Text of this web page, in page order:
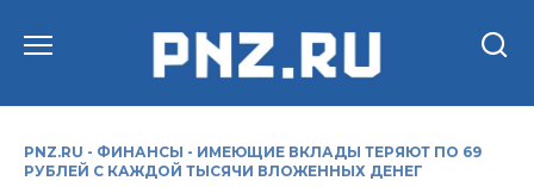
PNZ.RU - ФИНАНСЫ - ИМЕЮЩИЕ ВКЛАДЫ ТЕРЯЮТ ПО 69
РУБЛЕЙ С КАЖДОЙ ТЫСЯЧИ ВЛОЖЕННЫХ ДЕНЕГ